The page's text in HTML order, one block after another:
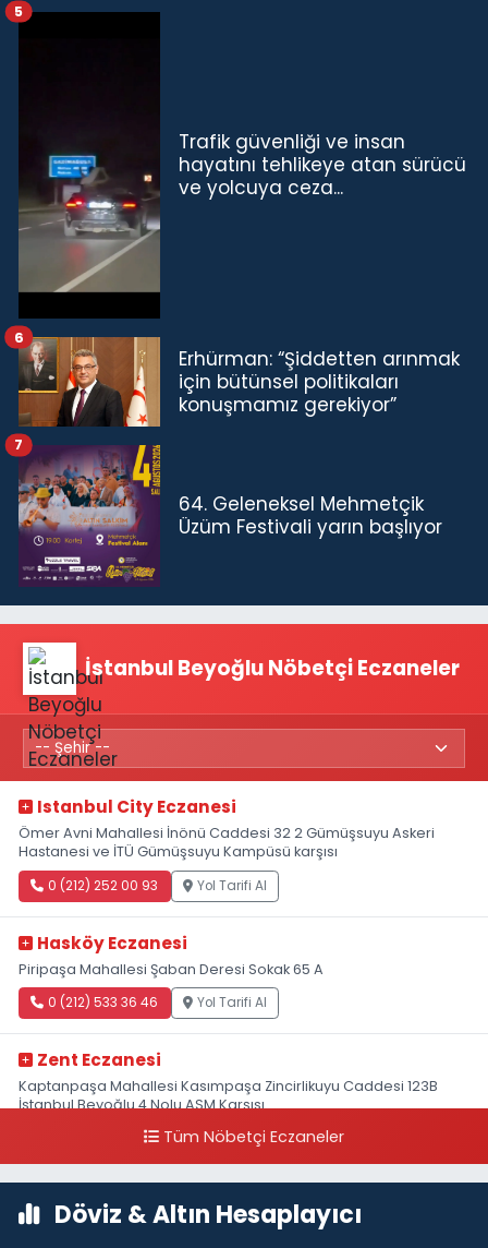
Trafik güvenliği ve insan
hayatını tehlikeye atan sürücü
ve yolcuya ceza...
5
Erhürman: “Şiddetten arınmak
için bütünsel politikaları
konuşmamız gerekiyor”
6
64. Geleneksel Mehmetçik
Üzüm Festivali yarın başlıyor
7
İstanbul Beyoğlu Nöbetçi Eczaneler
Istanbul City Eczanesi
Ömer Avni Mahallesi İnönü Caddesi 32 2 Gümüşsuyu Askeri
Hastanesi ve İTÜ Gümüşsuyu Kampüsü karşısı
0 (212) 252 00 93 Yol Tarifi Al
Hasköy Eczanesi
Piripaşa Mahallesi Şaban Deresi Sokak 65 A
0 (212) 533 36 46 Yol Tarifi Al
Zent Eczanesi
Kaptanpaşa Mahallesi Kasımpaşa Zincirlikuyu Caddesi 123B
İstanbul Beyoğlu 4 Nolu ASM Karşısı
0 (212) 297 96 92 Yol Tarifi Al
Tüm Nöbetçi Eczaneler
Döviz & Altın Hesaplayıcı